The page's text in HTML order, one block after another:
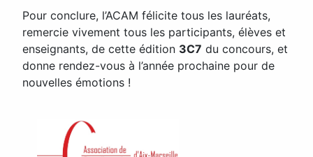
Pour conclure, l’ACAM félicite tous les lauréats,
remercie vivement tous les participants, élèves et
enseignants, de cette édition 3C7 du concours, et
donne rendez-vous à l’année prochaine pour de
nouvelles émotions !